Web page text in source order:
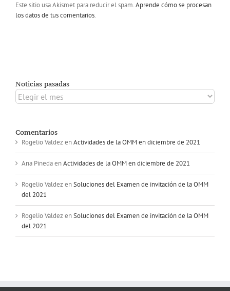
Este sitio usa Akismet para reducir el spam.Aprende cómo se procesan
los datos de tus comentarios.
Noticias pasadas
Noticias
pasadas
Comentarios
Rogelio ValdezenActividades de la OMM en diciembre de 2021
Ana PinedaenActividades de la OMM en diciembre de 2021
Rogelio ValdezenSoluciones del Examen de invitación de la OMM
del 2021
Rogelio ValdezenSoluciones del Examen de invitación de la OMM
del 2021